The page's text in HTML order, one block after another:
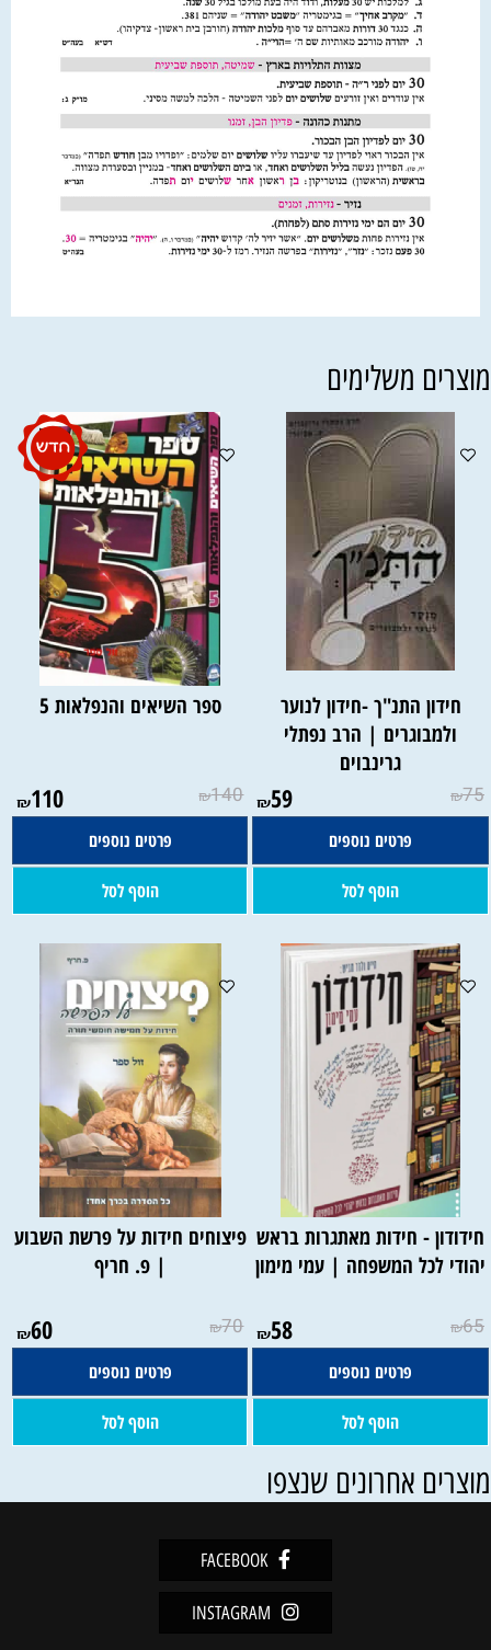
משלימים
חידון התנ"ך -חידון לנוער
ולמבוגרים | הרב נפתלי
גרינבוים
₪75
₪59
פרטים נוספים
הוסף לסל
ספר השיאים והנפלאות 5
₪140
₪110
פרטים נוספים
הוסף לסל
חידודון - חידות מאתגרות בראש
יהודי לכל המשפחה | עמי מימון
₪65
₪58
פרטים נוספים
הוסף לסל
פיצוחים חידות על פרשת השבוע
| פ. חריף
₪70
₪60
פרטים נוספים
הוסף לסל
אחרונים שנצפו
FACEBOOK
INSTAGRAM